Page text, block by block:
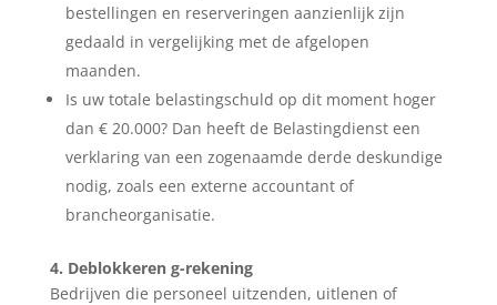
bestellingen en reserveringen aanzienlijk zijn
gedaald in vergelijking met de afgelopen
maanden.
Is uw totale belastingschuld op dit moment hoger
dan € 20.000? Dan heeft de Belastingdienst een
verklaring van een zogenaamde derde deskundige
nodig, zoals een externe accountant of
brancheorganisatie.
4. Deblokkeren g-rekening
Bedrijven die personeel uitzenden, uitlenen of